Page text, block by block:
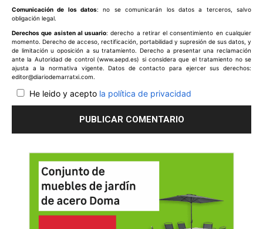
Comunicación de los datos: no se comunicarán los datos a terceros, salvo
obligación legal.
Derechos que asisten al usuario: derecho a retirar el consentimiento en cualquier
momento. Derecho de acceso, rectificación, portabilidad y supresión de sus datos, y
de limitación u oposición a su tratamiento. Derecho a presentar una reclamación
ante la Autoridad de control (www.aepd.es) si considera que el tratamiento no se
ajusta a la normativa vigente. Datos de contacto para ejercer sus derechos:
editor@diariodemarratxi.com.
He leido y acepto la política de privacidad